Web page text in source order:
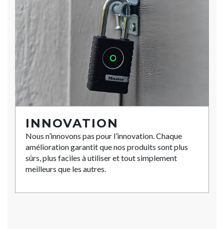
INNOVATION
Nous n’innovons pas pour l’innovation. Chaque
amélioration garantit que nos produits sont plus
sûrs, plus faciles à utiliser et tout simplement
meilleurs que les autres.